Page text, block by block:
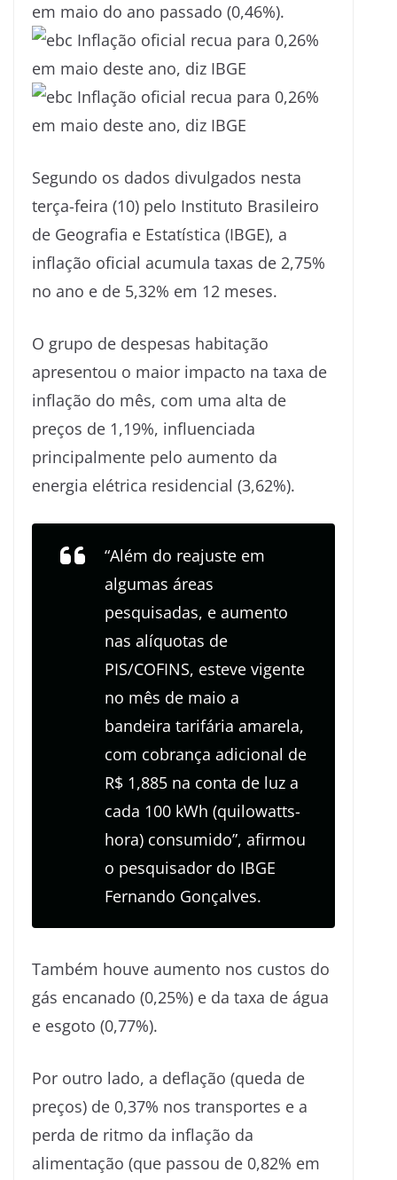
em maio do ano passado (0,46%).
Segundo os dados divulgados nesta
terça-feira (10) pelo Instituto Brasileiro
de Geografia e Estatística (IBGE), a
inflação oficial acumula taxas de 2,75%
no ano e de 5,32% em 12 meses.
O grupo de despesas habitação
apresentou o maior impacto na taxa de
inflação do mês, com uma alta de
preços de 1,19%, influenciada
principalmente pelo aumento da
energia elétrica residencial (3,62%).
“Além do reajuste em
algumas áreas
pesquisadas, e aumento
nas alíquotas de
PIS/COFINS, esteve vigente
no mês de maio a
bandeira tarifária amarela,
com cobrança adicional de
R$ 1,885 na conta de luz a
cada 100 kWh (quilowatts-
hora) consumido”, afirmou
o pesquisador do IBGE
Fernando Gonçalves.
Também houve aumento nos custos do
gás encanado (0,25%) e da taxa de água
e esgoto (0,77%).
Por outro lado, a deflação (queda de
preços) de 0,37% nos transportes e a
perda de ritmo da inflação da
alimentação (que passou de 0,82% em